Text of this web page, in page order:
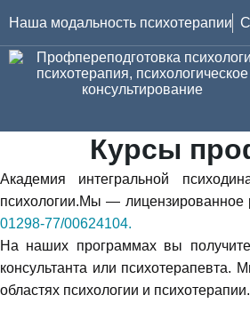
Наша модальность психотерапии
Курсы
Академия интегральной
психологии.Мы — лицензированное
01298-77/00624104.
На наших программах вы получите
консультанта или
областях психологии и психотерапии.